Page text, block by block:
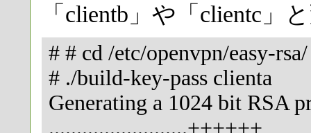
「clientb」や「clientc」
# # cd /etc/openvpn/easy-rsa/
# ./build-key-pass clienta
Generating a 1024 bit RSA
.........................++++++